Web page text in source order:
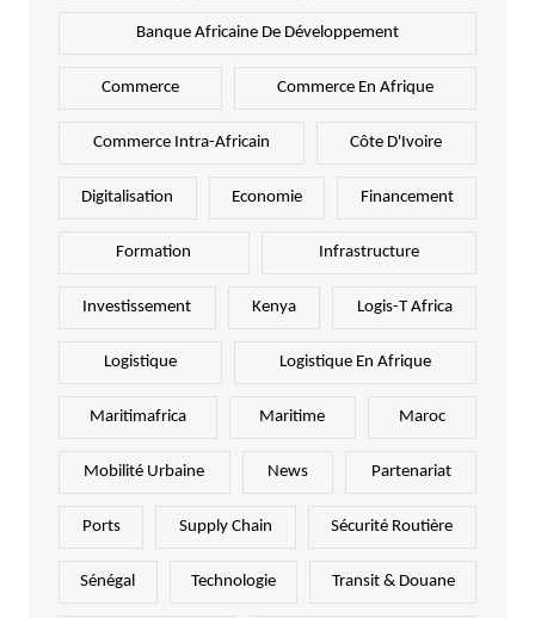
Banque Africaine De Développement
Commerce Commerce En Afrique
Commerce Intra-Africain Côte D'Ivoire
Digitalisation Economie Financement
Formation Infrastructure
Investissement Kenya Logis-T Africa
Logistique Logistique En Afrique
Maritimafrica Maritime Maroc
Mobilité Urbaine News Partenariat
Ports Supply Chain Sécurité Routière
Sénégal Technologie Transit & Douane